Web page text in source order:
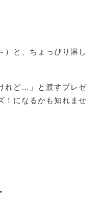
）と、ちょっぴり淋し
れど…」と渡すプレゼ
！になるかも知れませ